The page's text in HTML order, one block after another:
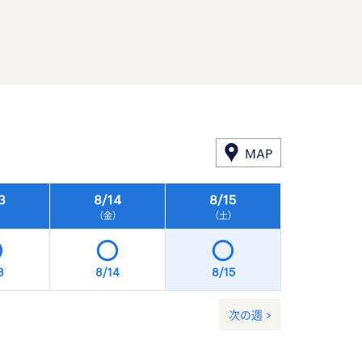
MAP
8/14
（金）
8/15
（土）
8/14 8/15
次の週 >